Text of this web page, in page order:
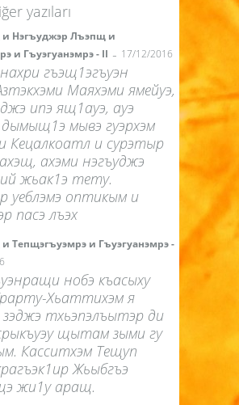
yazıları
Нэгъуджэр Лъэпщ и
и Гъуэгуанэмрэ - II - 17/12/2016
нахри гъэщ1эгъуэн
Маяхэми ямейуэ,
ипэ ящ1ауэ, ауэ
мывэ гуэрхэм
Кецалкоатл и сурэтыр
ахэми нэгъуджэ
жьак1э тету.
уеблэмэ оптикым и
пасэ лъэх
Тепщэгъуэмрэ и Гъуэгуанэмрэ -
нобэ къасыху
Хьаттихэм я
зэджэ тхьэпэлъытэр ди
щытам зыми гу
Касситхэм Тещуп
Жьыбгъэ
жи1у аращ.